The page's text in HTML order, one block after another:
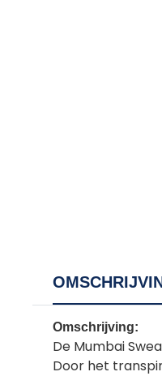
Omschrijving:
De Mumbai
Door het